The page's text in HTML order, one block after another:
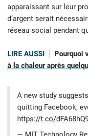
apparaissant sur leur
d’argent serait
réseau social pendant
LIRE AUSSI
Pourquoi
à la chaleur après
A new study
quitting Facebook,
https://t.co/